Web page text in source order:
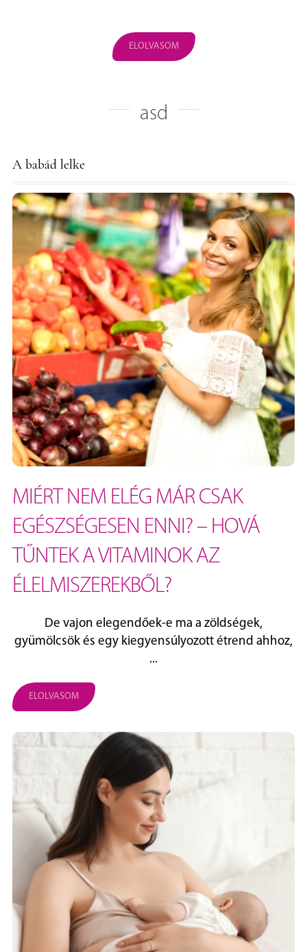
ELOLVASOM
asd
A babád lelke
MIÉRT NEM ELÉG MÁR CSAK
EGÉSZSÉGESEN ENNI? – HOVÁ
TŰNTEK A VITAMINOK AZ
ÉLELMISZEREKBŐL?
De vajon elegendőek-e ma a zöldségek,
gyümölcsök és egy kiegyensúlyozott étrend ahhoz,
...
ELOLVASOM